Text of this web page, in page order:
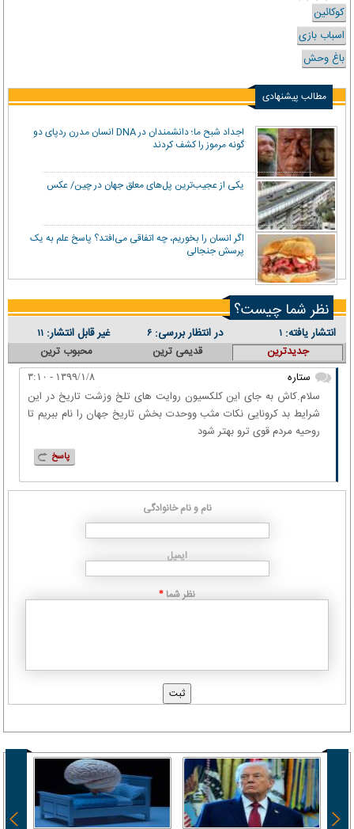
کوکائین
اسباب بازی
باغ وحش
مطالب پیشنهادی
اجداد شبح ما؛ دانشمندان در DNA انسان مدرن ردپای دو
گونه مرموز را کشف کردند
یکی از عجیب‌ترین پل‌های معلق جهان در چین/ عکس
اگر انسان را بخوریم، چه اتفاقی می‌افتد؟ پاسخ علم به یک
پرسش جنجالی
نظر شما چیست؟
انتشار یافته: ۱ در انتظار بررسی:۶ غیر قابل انتشار: ۱۱
جدیدترین قدیمی ترین
محبوب ترین
ستاره
۱۳۹۹/۱/۸ - ۳:۱۰
سلام.کاش به جای این کلکسیون روایت های تلخ وزشت تاریخ در این
شرایط بد کرونایی نکات مثب ووحدت بخش تاریخ جهان را نام ببریم تا
روحیه مردم قوی ترو بهتر شود
پاسخ
نام و نام خانوادگی
ایمیل
نظر شما *